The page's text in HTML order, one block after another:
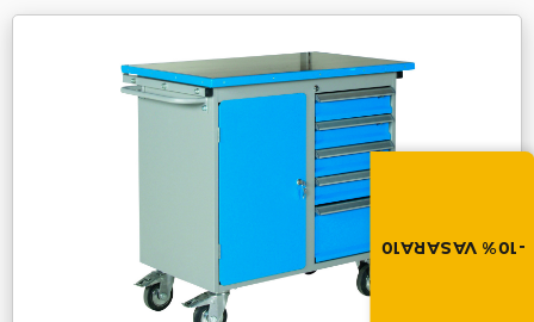
Vasara nāk ar
Izmanto atlaides
-10% VASARA10